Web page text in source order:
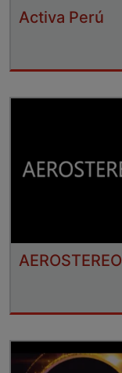
Activa Perú
AEROSTEREO